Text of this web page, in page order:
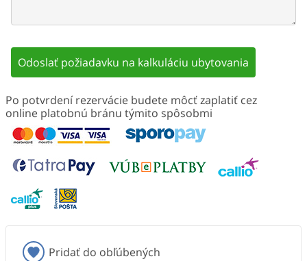
Odoslať požiadavku na kalkuláciu ubytovania
Po potvrdení rezervácie budete môcť zaplatiť cez
online platobnú bránu týmito spôsobmi
Pridať do obľúbených